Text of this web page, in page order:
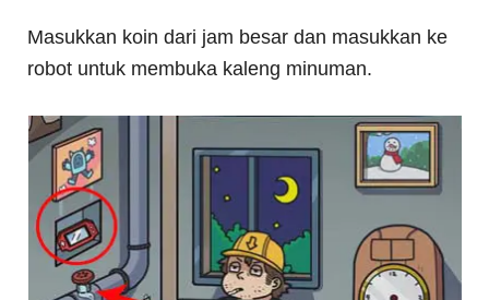
Masukkan koin dari jam besar dan masukkan ke
robot untuk membuka kaleng minuman.